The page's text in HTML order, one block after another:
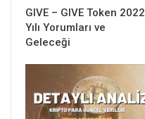
GIVE – GIVE Token 2022
Yılı Yorumları ve
Geleceği